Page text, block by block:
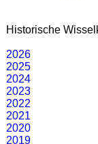
Historische
2026
2025
2024
2023
2022
2021
2020
2019